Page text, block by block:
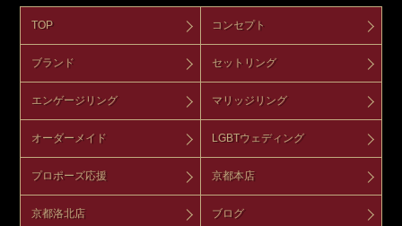
TOP コンセプト
ブランド セットリング
エンゲージリング マリッジリング
オーダーメイド LGBTウェディング
プロポーズ応援 京都本店
京都洛北店 ブログ